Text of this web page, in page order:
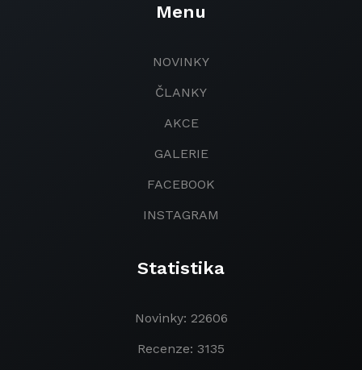
Menu
NOVINKY
ČLANKY
AKCE
GALERIE
FACEBOOK
INSTAGRAM
Statistika
Novinky: 22606
Recenze: 3135